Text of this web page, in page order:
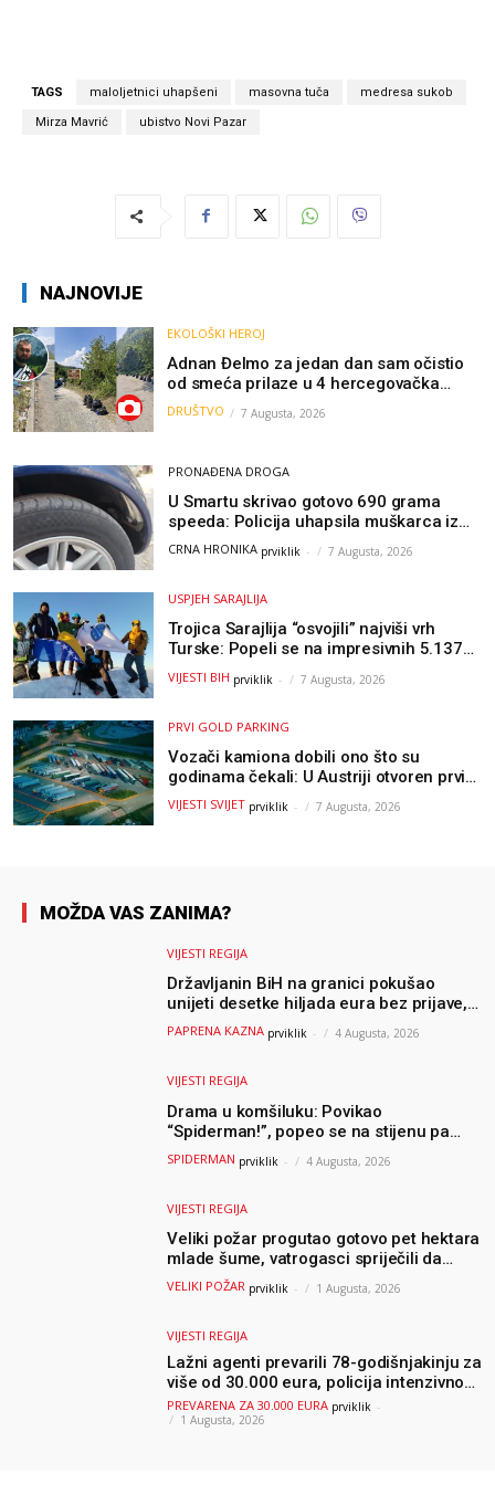
TAGS maloljetnici uhapšeni masovna tuča medresa sukob
Mirza Mavrić ubistvo Novi Pazar
NAJNOVIJE
EKOLOŠKI HEROJ
Adnan Đelmo za jedan dan sam očistio
od smeća prilaze u 4 hercegovačka
grada: “Danas nisam čistio samo smeće,
čistio sam sliku o nama”
DRUŠTVO 7 Augusta, 2026
PRONAĐENA DROGA
U Smartu skrivao gotovo 690 grama
speeda: Policija uhapsila muškarca iz
Hercegovine
CRNA HRONIKA prviklik - 7 Augusta, 2026
USPJEH SARAJLIJA
Trojica Sarajlija “osvojili” najviši vrh
Turske: Popeli se na impresivnih 5.137
metara
VIJESTI BIH prviklik - 7 Augusta, 2026
PRVI GOLD PARKING
Vozači kamiona dobili ono što su
godinama čekali: U Austriji otvoren prvi
GOLD sigurni parking
VIJESTI SVIJET prviklik - 7 Augusta, 2026
MOŽDA VAS ZANIMA?
VIJESTI REGIJA
Državljanin BiH na granici pokušao
unijeti desetke hiljada eura bez prijave,
uslijedila “paprena” kazna
PAPRENA KAZNA prviklik - 4 Augusta, 2026
VIJESTI REGIJA
Drama u komšiluku: Povikao
“Spiderman!”, popeo se na stijenu pa
ostao zarobljen
SPIDERMAN prviklik - 4 Augusta, 2026
VIJESTI REGIJA
Veliki požar progutao gotovo pet hektara
mlade šume, vatrogasci spriječili da
dođe do još veće katastrofe
VELIKI POŽAR prviklik - 1 Augusta, 2026
VIJESTI REGIJA
Lažni agenti prevarili 78-godišnjakinju za
više od 30.000 eura, policija intenzivno
traga za počiniteljima
PREVARENA ZA 30.000 EURA prviklik -
1 Augusta, 2026